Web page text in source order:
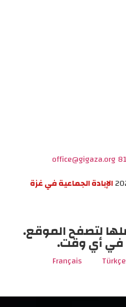
office@gigaza.org
الإبادة الجماعية في غزة
لتصفح الموقع.
في أي وقت.
Türkçe
Français